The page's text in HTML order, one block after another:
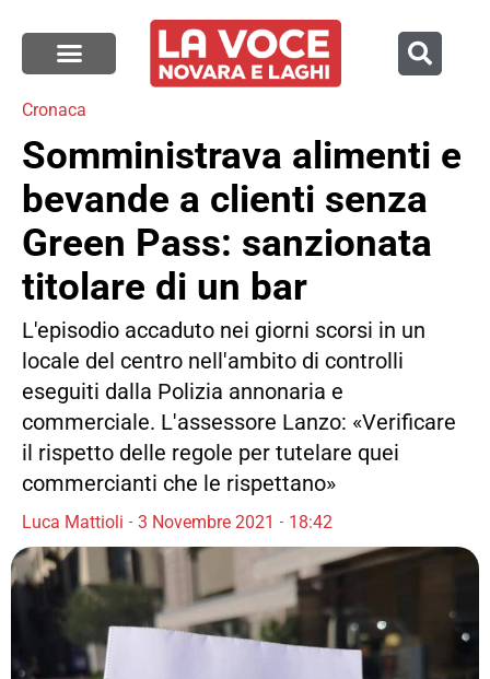
Cronaca
Somministrava alimenti e
bevande a clienti senza
Green Pass: sanzionata
titolare di un bar
L'episodio accaduto nei giorni scorsi in un
locale del centro nell'ambito di controlli
eseguiti dalla Polizia annonaria e
commerciale. L'assessore Lanzo: «Verificare
il rispetto delle regole per tutelare quei
commercianti che le rispettano»
Luca Mattioli 3 Novembre 2021 18:42